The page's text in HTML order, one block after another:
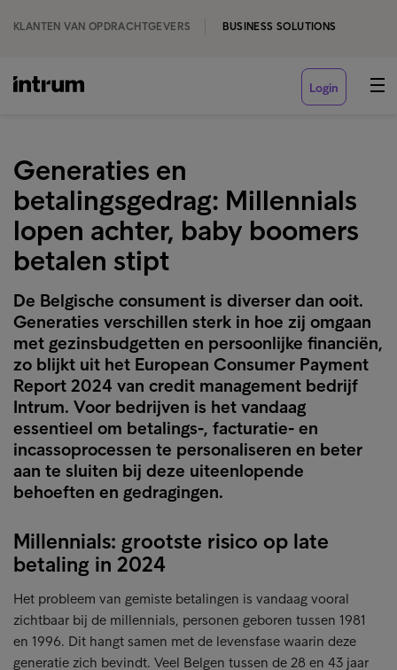
KLANTEN VAN OPDRACHTGEVERS BUSINESS SOLUTIONS
Login
Generaties en
betalingsgedrag: Millennials
lopen achter, baby boomers
betalen stipt
De Belgische consument is diverser dan ooit.
Generaties verschillen sterk in hoe zij omgaan
met gezinsbudgetten en persoonlijke financiën,
zo blijkt uit het European Consumer Payment
Report 2024 van credit management bedrijf
Intrum. Voor bedrijven is het vandaag
essentieel om betalings-, facturatie- en
incassoprocessen te personaliseren en beter
aan te sluiten bij deze uiteenlopende
behoeften en gedragingen.
Millennials: grootste risico op late
betaling in 2024
Het probleem van gemiste betalingen is vandaag vooral
zichtbaar bij de millennials, personen geboren tussen 1981
en 1996. Dit hangt samen met de levensfase waarin deze
generatie zich bevindt. Veel Belgen tussen de 28 en 43 jaar